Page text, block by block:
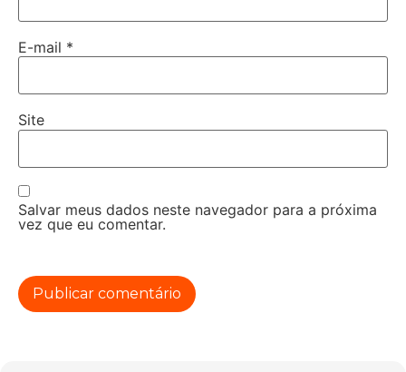
E-mail *
Site
Salvar meus dados neste navegador para a próxima
vez que eu comentar.